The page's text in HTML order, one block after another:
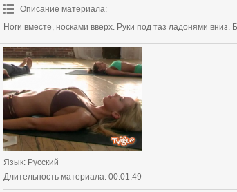
Описание материала:
Ноги вместе, носками вверх. Руки под таз ладонями вниз.
Язык: Русский
Длительность материала: 00:01:49